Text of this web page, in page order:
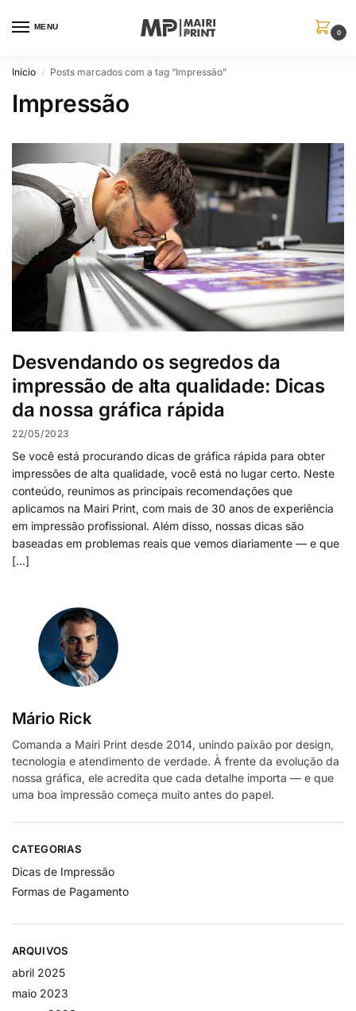
MENU
0
Início / Posts marcados com a tag “Impressão”
Impressão
Desvendando os segredos da
impressão de alta qualidade: Dicas
da nossa gráfica rápida
22/05/2023
Se você está procurando dicas de gráfica rápida para obter
impressões de alta qualidade, você está no lugar certo. Neste
conteúdo, reunimos as principais recomendações que
aplicamos na Mairi Print, com mais de 30 anos de experiência
em impressão profissional. Além disso, nossas dicas são
baseadas em problemas reais que vemos diariamente — e que
[…]
Mário Rick
Comanda a Mairi Print desde 2014, unindo paixão por design,
tecnologia e atendimento de verdade. À frente da evolução da
nossa gráfica, ele acredita que cada detalhe importa — e que
uma boa impressão começa muito antes do papel.
CATEGORIAS
Dicas de Impressão
Formas de Pagamento
ARQUIVOS
abril 2025
maio 2023